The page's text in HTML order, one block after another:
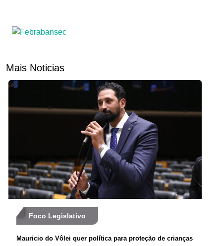
Mais Noticias
Foco Legislativo
Mauricio do Vôlei quer política para proteção de crianças